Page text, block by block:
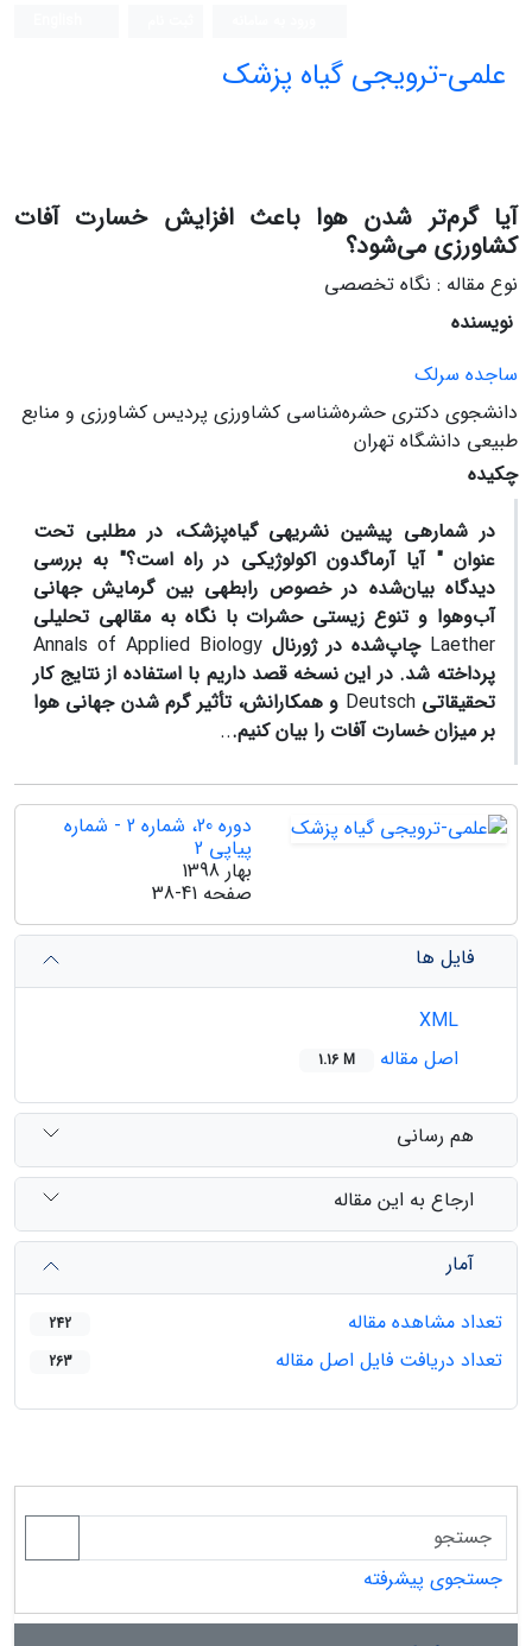
علمی-ترویجی گیاه پزشک
آیا گرم‌تر شدن هوا باعث افزایش خسارت آفات
کشاورزی می‌شود؟
نوع مقاله : نگاه تخصصی
نویسنده
ساجده سرلک
دانشجوی دکتری حشره‌شناسی کشاورزی پردیس کشاورزی و منابع
طبیعی دانشگاه تهران
چکیده
در شماره­ی پیشین نشریه­ی گیاه‌پزشک، در مطلبی تحت
عنوان " آیا آرماگدون اکولوژیکی در راه است؟" به بررسی
دیدگاه بیان‌شده در خصوص رابطه­ی بین گرمایش جهانی
آب‌وهوا و تنوع زیستی حشرات با نگاه به مقاله­ی تحلیلی
Laether چاپ‌شده در ژورنال Annals of Applied Biology
پرداخته شد. در این نسخه قصد داریم با استفاده از نتایج کار
تحقیقاتیDeutsch و همکارانش، تأثیر گرم شدن جهانی هوا
بر میزان خسارت آفات را بیان کنیم...
دوره 20، شماره 2 - شماره
پیاپی 2
بهار 1398
صفحه 38-41
فایل ها
اصل مقاله
1.16 M
هم رسانی
ارجاع به این مقاله
آمار
تعداد مشاهده مقاله
242
تعداد دریافت فایل اصل مقاله 263
جستجوی پیشرفته